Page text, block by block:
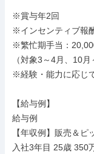
※賞与年2回
※インセンティブ報
※繁忙期手当：
（対象3～4月、10月
※経験・能力に応じ
【給与例】
給与例
【年収例】販売＆ピ
入社3年目 25歳 350